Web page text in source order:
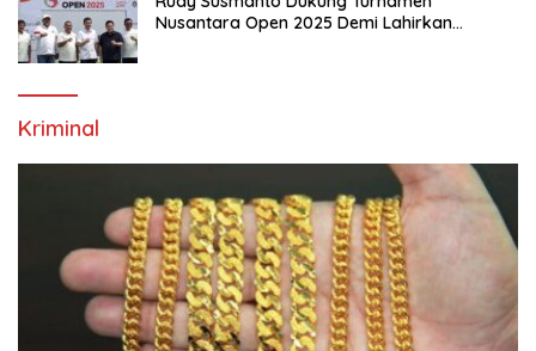
Nusantara Open 2025 Demi Lahirkan
Kriminal